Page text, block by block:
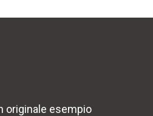
originale esempio